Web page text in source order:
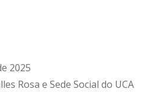
2025
Rosa e Sede Social do UCA